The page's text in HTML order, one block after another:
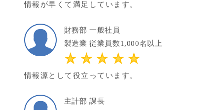
情報が早くて満足しています。
財務部 一般社員
製造業 従業員数1,000名以上
情報源として役立っています。
主計部 課長